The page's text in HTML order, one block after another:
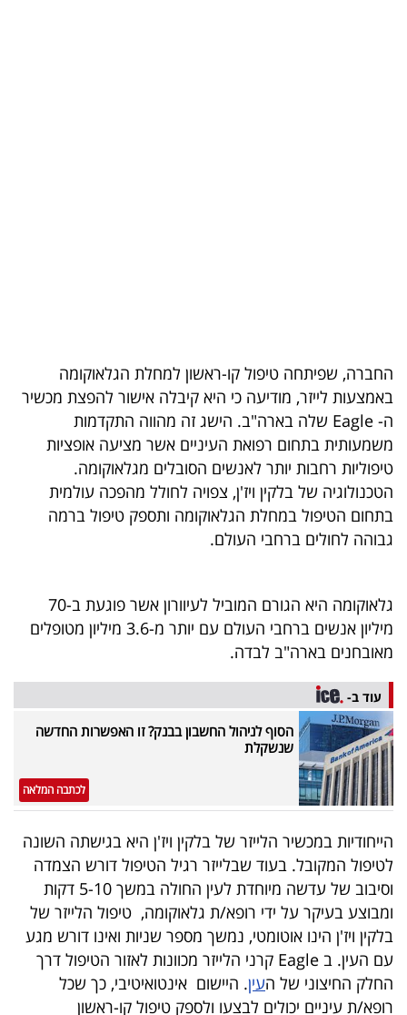
TOP-
5
המילון
הכלכלי
פודקאסט
UNDER
40
שיתופי
פעולה
דרושים
ניוזלטרים
מייל
אדום
החברה, שפיתחה טיפול קו-ראשון למחלת הגלאוקומה
באמצעות לייזר, מודיעה כי היא קיבלה אישור להפצת מכשיר
ה- Eagle שלה בארה"ב. הישג זה מהווה התקדמות
משמעותית בתחום רפואת העיניים אשר מציעה אופציות
טיפוליות רחבות יותר לאנשים הסובלים מגלאוקומה.
הטכנולוגיה של בלקין ויז'ן, צפויה לחולל מהפכה עולמית
בתחום הטיפול במחלת הגלאוקומה ותספק טיפול ברמה
גבוהה לחולים ברחבי העולם.
גלאוקומה היא הגורם המוביל לעיוורון אשר פוגעת ב-70
מיליון אנשים ברחבי העולם עם יותר מ-3.6 מיליון מטופלים
מאובחנים בארה"ב לבדה.
עוד ב-
הסוף לניהול החשבון בבנק? זו האפשרות החדשה
שנשקלת
לכתבה המלאה
הייחודיות במכשיר הלייזר של בלקין ויז'ן היא בגישתה השונה
לטיפול המקובל. בעוד שבלייזר רגיל הטיפול דורש הצמדה
וסיבוב של עדשה מיוחדת לעין החולה במשך 5-10 דקות
ומבוצע בעיקר על ידי רופא/ת גלאוקומה, טיפול הלייזר של
בלקין ויז'ן הינו אוטומטי, נמשך מספר שניות ואינו דורש מגע
עם העין. ב Eagle קרני הלייזר מכוונות לאזור הטיפול דרך
החלק החיצוני של העין. היישום אינטואיטיבי, כך שכל
רופא/ת עיניים יכולים לבצעו ולספק טיפול קו-ראשון